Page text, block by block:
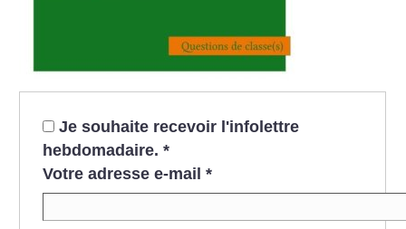
Je souhaite recevoir l'infolettre
hebdomadaire. *
Votre adresse e-mail *